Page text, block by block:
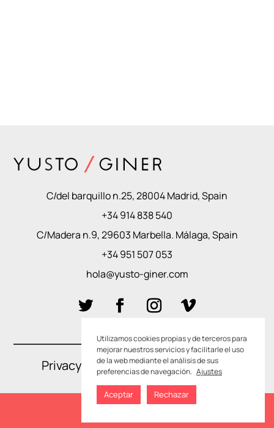
C/del barquillo n.25, 28004 Madrid, Spain
+34 914 838 540
C/Madera n.9, 29603 Marbella. Málaga, Spain
+34 951 507 053
hola@yusto-giner.com
Privacy Policies–Cookie Policies
Utilizamos cookies propias y de terceros para
mejorar nuestros servicios y facilitarle el uso
de la web mediante el análisis de sus
preferencias de navegación. Ajustes
Aceptar Rechazar